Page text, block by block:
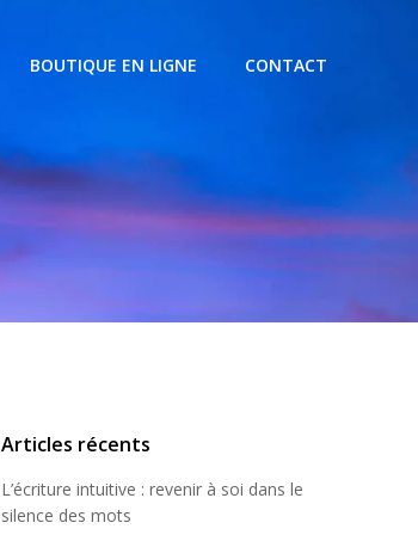
BOUTIQUE EN LIGNE CONTACT
Articles récents
L’écriture intuitive : revenir à soi dans le
silence des mots